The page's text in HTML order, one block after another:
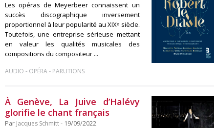
Les opéras de Meyerbeer connaissent un
succès discographique inversement
proportionnel à leur popularité au XIXᵉ siècle.
Toutefois, une entreprise sérieuse mettant
en valeur les qualités musicales des
compositions du compositeur ...
AUDIO - OPÉRA- PARUTIONS
À Genève, La Juive d’Halévy
glorifie le chant français
Par Jacques Schmitt- 19/09/2022